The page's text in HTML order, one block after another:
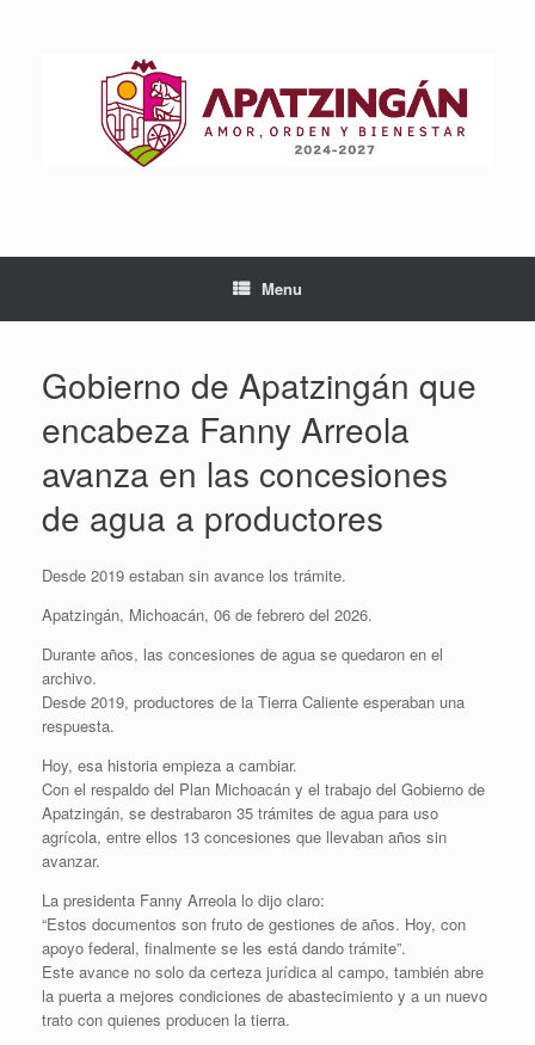
Menu
Gobierno de Apatzingán que
encabeza Fanny Arreola
avanza en las concesiones
de agua a productores
Desde 2019 estaban sin avance los trámite.
Apatzingán, Michoacán, 06 de febrero del 2026.
Durante años, las concesiones de agua se quedaron en el
archivo.
Desde 2019, productores de la Tierra Caliente esperaban una
respuesta.
Hoy, esa historia empieza a cambiar.
Con el respaldo del Plan Michoacán y el trabajo del Gobierno de
Apatzingán, se destrabaron 35 trámites de agua para uso
agrícola, entre ellos 13 concesiones que llevaban años sin
avanzar.
La presidenta Fanny Arreola lo dijo claro:
“Estos documentos son fruto de gestiones de años. Hoy, con
apoyo federal, finalmente se les está dando trámite”.
Este avance no solo da certeza jurídica al campo, también abre
la puerta a mejores condiciones de abastecimiento y a un nuevo
trato con quienes producen la tierra.